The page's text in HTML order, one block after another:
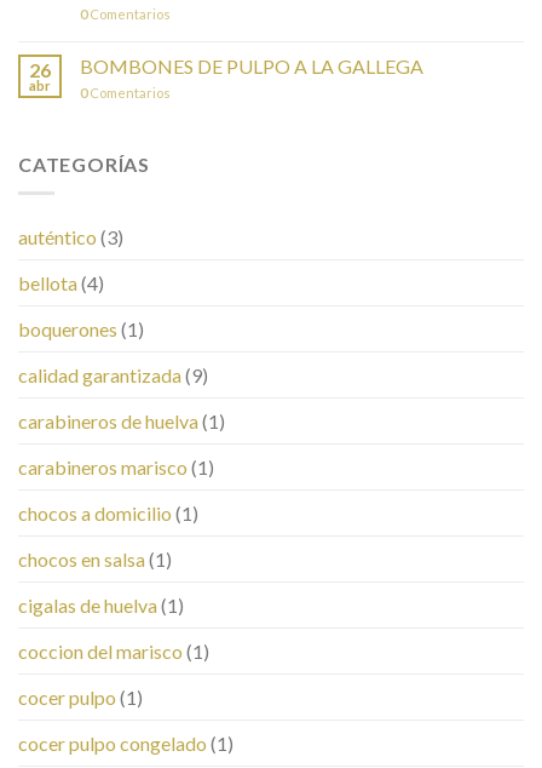
0Comentarios
26
abr
BOMBONES DE PULPO A LA GALLEGA
0Comentarios
CATEGORÍAS
auténtico (3)
bellota(4)
boquerones (1)
calidad garantizada(9)
carabineros de huelva(1)
carabineros marisco (1)
chocos a domicilio (1)
chocos en salsa(1)
cigalas de huelva(1)
coccion del marisco (1)
cocer pulpo (1)
cocer pulpo congelado (1)